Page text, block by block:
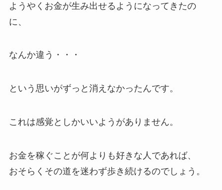
ようやくお金が生み出せるようになってきたの
に、
なんか違う・・・
という思いがずっと消えなかったんです。
これは感覚としかいいようがありません。
お金を稼ぐことが何よりも好きな人であれば、
おそらくその道を迷わず歩き続けるのでしょう。